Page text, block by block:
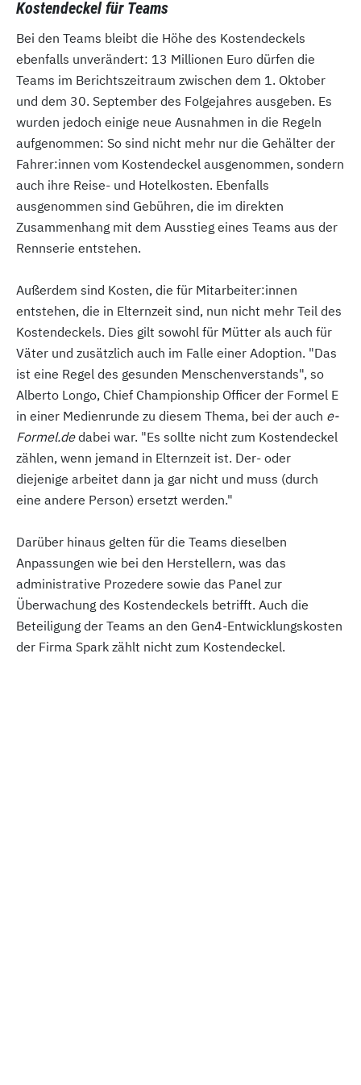
Kostendeckel für Teams
Bei den Teams bleibt die Höhe des Kostendeckels
ebenfalls unverändert: 13 Millionen Euro dürfen die
Teams im Berichtszeitraum zwischen dem 1. Oktober
und dem 30. September des Folgejahres ausgeben. Es
wurden jedoch einige neue Ausnahmen in die Regeln
aufgenommen: So sind nicht mehr nur die Gehälter der
Fahrer:innen vom Kostendeckel ausgenommen, sondern
auch ihre Reise- und Hotelkosten. Ebenfalls
ausgenommen sind Gebühren, die im direkten
Zusammenhang mit dem Ausstieg eines Teams aus der
Rennserie entstehen.
Außerdem sind Kosten, die für Mitarbeiter:innen
entstehen, die in Elternzeit sind, nun nicht mehr Teil des
Kostendeckels. Dies gilt sowohl für Mütter als auch für
Väter und zusätzlich auch im Falle einer Adoption. "Das
ist eine Regel des gesunden Menschenverstands", so
Alberto Longo, Chief Championship Officer der Formel E
in einer Medienrunde zu diesem Thema, bei der auch e-
Formel.dedabei war. "Es sollte nicht zum Kostendeckel
zählen, wenn jemand in Elternzeit ist. Der- oder
diejenige arbeitet dann ja gar nicht und muss (durch
eine andere Person) ersetzt werden."
Darüber hinaus gelten für die Teams dieselben
Anpassungen wie bei den Herstellern, was das
administrative Prozedere sowie das Panel zur
Überwachung des Kostendeckels betrifft. Auch die
Beteiligung der Teams an den Gen4-Entwicklungskosten
der Firma Spark zählt nicht zum Kostendeckel.